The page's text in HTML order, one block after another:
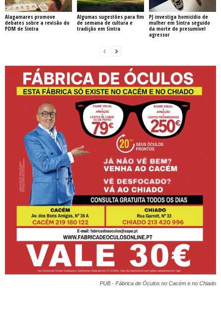
Alagamares promove
debates sobre a revisão do
PDM de Sintra
Algumas sugestões para fim
de semana de cultura e
tradição em Sintra
PJ investiga homicídio de
mulher em Sintra seguido
da morte do presumível
agressor
PUB - Fábrica de Óculos no Cacém e no Chiado